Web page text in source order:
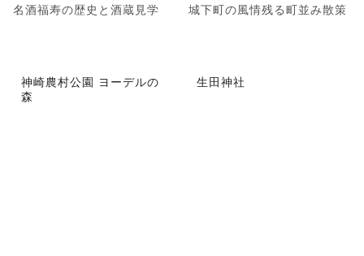
名酒福寿の歴史と酒蔵見学 城下町の風情残る町並み散策
神崎農村公園 ヨーデルの
森
生田神社